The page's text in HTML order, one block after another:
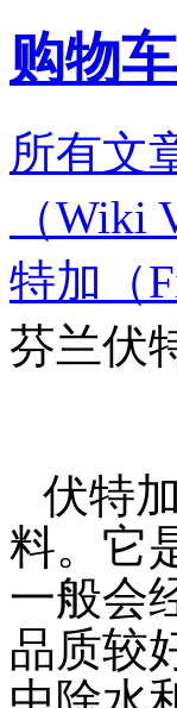
购物
所有文
（Wiki
特加（
芬兰伏
伏特
料。它
一般会
品质较